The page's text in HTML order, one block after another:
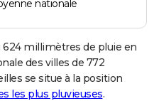
nationale
millimètres de pluie en
des villes de 772
se situe à la position
les plus pluvieuses.